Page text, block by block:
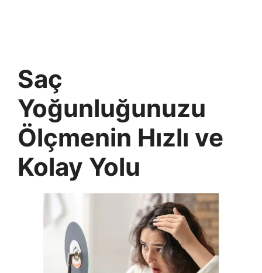
Saç
Yoğunluğunuzu
Ölçmenin Hızlı ve
Kolay Yolu